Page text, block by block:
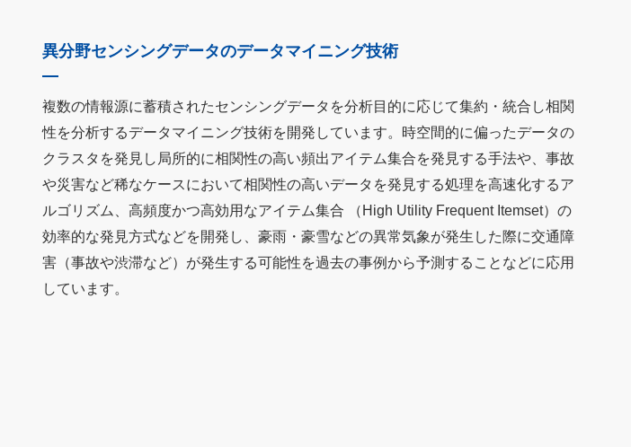
異分野センシングデータのデータマイニング技術
複数の情報源に蓄積されたセンシングデータを分析目的に応じて集約・統合し相関
性を分析するデータマイニング技術を開発しています。時空間的に偏ったデータの
クラスタを発見し局所的に相関性の高い頻出アイテム集合を発見する手法や、事故
や災害など稀なケースにおいて相関性の高いデータを発見する処理を高速化するア
ルゴリズム、高頻度かつ高効用なアイテム集合 （High Utility Frequent Itemset）の
効率的な発見方式などを開発し、豪雨・豪雪などの異常気象が発生した際に交通障
害（事故や渋滞など）が発生する可能性を過去の事例から予測することなどに応用
しています。